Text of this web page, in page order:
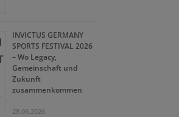
INVICTUS GERMANY
SPORTS FESTIVAL 2026
– Wo Legacy,
Gemeinschaft und
Zukunft
zusammenkommen
28.06.2026